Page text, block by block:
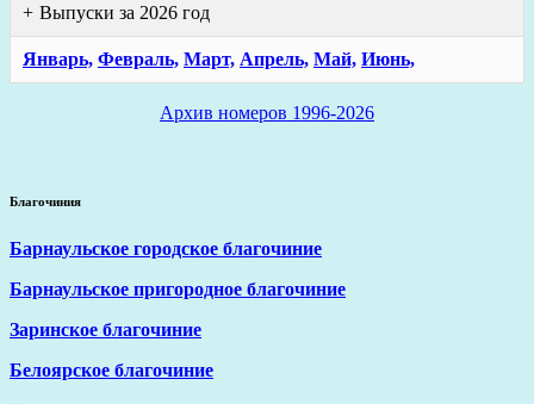
Выпуски за 2026 год
Январь, Февраль, Март, Апрель, Май, Июнь,
Архив номеров 1996-2026
Благочиния
Барнаульское городское благочиние
Барнаульское пригородное благочиние
Заринское благочиние
Белоярское благочиние